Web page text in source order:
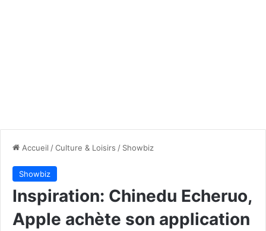
Accueil /Culture & Loisirs / Showbiz
Showbiz
Inspiration: Chinedu Echeruo,
Apple achète son application